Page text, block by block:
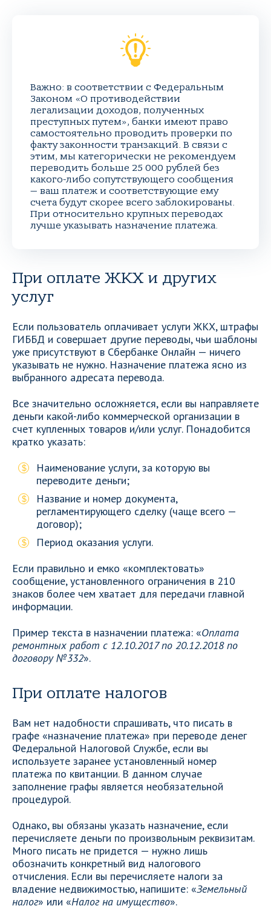
Важно: в соответствии с Федеральным
Законом «О противодействии
легализации доходов, полученных
преступных путем», банки имеют право
самостоятельно проводить проверки по
факту законности транзакций. В связи с
этим, мы категорически не рекомендуем
переводить больше 25 000 рублей без
какого-либо сопутствующего сообщения
— ваш платеж и соответствующие ему
счета будут скорее всего заблокированы.
При относительно крупных переводах
лучше указывать назначение платежа.
При оплате ЖКХ и других
услуг
Если пользователь оплачивает услуги ЖКХ, штрафы
ГИББД и совершает другие переводы, чьи шаблоны
уже присутствуют в Сбербанке Онлайн — ничего
указывать не нужно. Назначение платежа ясно из
выбранного адресата перевода.
Все значительно осложняется, если вы направляете
деньги какой-либо коммерческой организации в
счет купленных товаров и/или услуг. Понадобится
кратко указать:
Наименование услуги, за которую вы
переводите деньги;
Название и номер документа,
регламентирующего сделку (чаще всего —
договор);
Период оказания услуги.
Если правильно и емко «комплектовать»
сообщение, установленного ограничения в 210
знаков более чем хватает для передачи главной
информации.
Пример текста в назначении платежа: «Оплата
ремонтных работ с 12.10.2017 по 20.12.2018 по
договору №332».
При оплате налогов
Вам нет надобности спрашивать, что писать в
графе «назначение платежа» при переводе денег
Федеральной Налоговой Службе, если вы
используете заранее установленный номер
платежа по квитанции. В данном случае
заполнение графы является необязательной
процедурой.
Однако, вы обязаны указать назначение, если
перечисляете деньги по произвольным реквизитам.
Много писать не придется — нужно лишь
обозначить конкретный вид налогового
отчисления. Если вы перечисляете налоги за
владение недвижимостью, напишите: «Земельный
налог» или «Налог на имущество».